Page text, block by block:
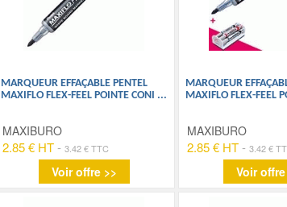
MARQUEUR EFFAÇABLE PENTEL
MAXIFLO FLEX-FEEL POINTE CONI ...
MAXIBURO
2.85 € HT - 3.42 € TTC
Voir offre >>
MARQUEUR
MAXIFLO FLEX-FEEL
MAXIBURO
2.85 € HT-3.42 €
Voir offre